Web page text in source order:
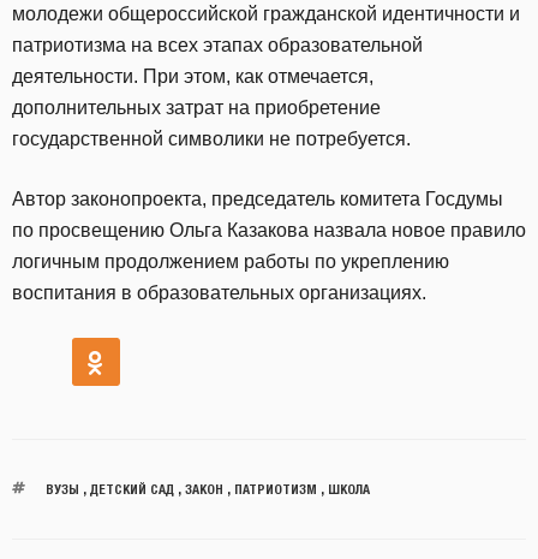
молодежи общероссийской гражданской идентичности и
патриотизма на всех этапах образовательной
деятельности. При этом, как отмечается,
дополнительных затрат на приобретение
государственной символики не потребуется.
Автор законопроекта, председатель комитета Госдумы
по просвещению Ольга Казакова назвала новое правило
логичным продолжением работы по укреплению
воспитания в образовательных организациях.
ВУЗЫ , ДЕТСКИЙ САД , ЗАКОН , ПАТРИОТИЗМ , ШКОЛА